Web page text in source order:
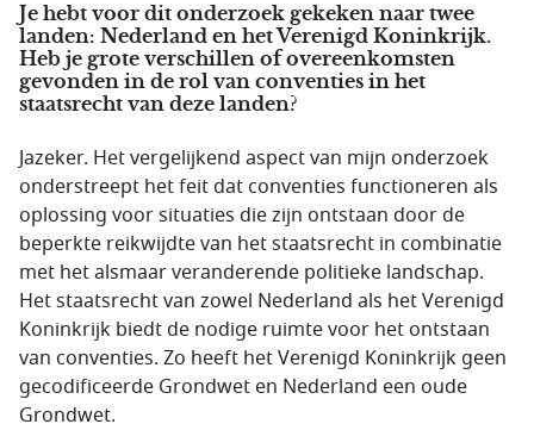
Je hebt voor dit onderzoek gekeken naar twee
landen: Nederland en het Verenigd Koninkrijk.
Heb je grote verschillen of overeenkomsten
gevonden in de rol van conventies in het
staatsrecht van deze landen?
Jazeker. Het vergelijkend aspect van mijn onderzoek
onderstreept het feit dat conventies functioneren als
oplossing voor situaties die zijn ontstaan door de
beperkte reikwijdte van het staatsrecht in combinatie
met het alsmaar veranderende politieke landschap.
Het staatsrecht van zowel Nederland als het Verenigd
Koninkrijk biedt de nodige ruimte voor het ontstaan
van conventies. Zo heeft het Verenigd Koninkrijk geen
gecodificeerde Grondwet en Nederland een oude
Grondwet.